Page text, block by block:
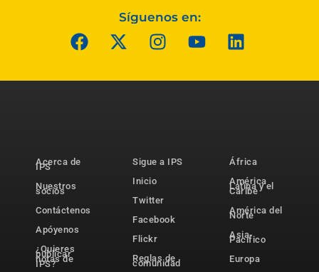
Síguenos en:
Acerca de
IPS
Nuestros
socios
Contáctenos
Apóyenos
¿Quieres
publicar
notas de
IPS?
Sigue a IPS
Inicio
Twitter
Facebook
Flickr
Reglas de
comunidad
África
América
Latina y el
Caribe
América del
Norte
Asia-
Pacífico
Europa